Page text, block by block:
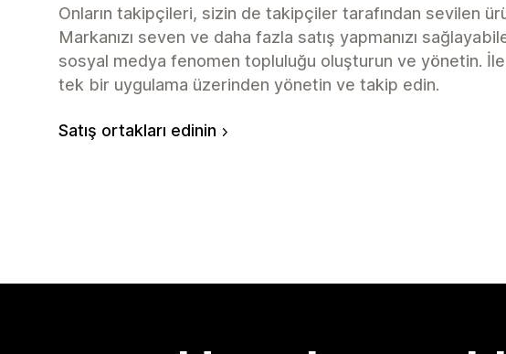
Onların takipçileri, sizin de takipçiler tarafından sevilen
Markanızı seven ve daha fazla satış yapmanızı
sosyal medya fenomen topluluğu oluşturun ve yönetin.
tek bir uygulama üzerinden yönetin ve takip edin.
Satış ortakları edinin